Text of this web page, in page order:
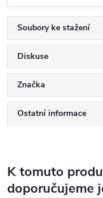
Soubory ke stažení
Diskuse
Značka
Ostatní informace
K tomuto
doporučujeme